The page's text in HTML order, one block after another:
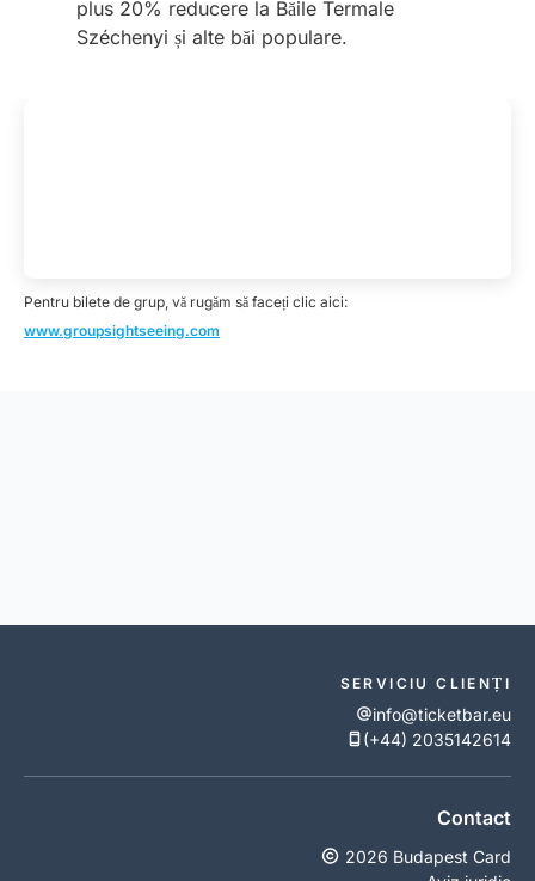
plus 20% reducere la Băile Termale
Széchenyi și alte băi populare.
Pentru bilete de grup, vă rugăm să faceți clic aici:
www.groupsightseeing.com
SERVICIU CLIENȚI
info@ticketbar.eu
(+44) 2035142614
Contact
2026 Budapest Card